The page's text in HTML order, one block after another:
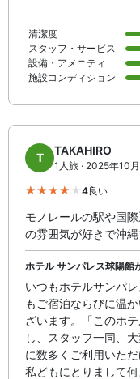
清潔度
スタッフ・サービス
設備・アメニティ
施設コンディション
T
TAKAHIRO
1人旅 · 2025年10
4良い
モノレールの駅や国
の雰囲気が好きで沖
ホテル サンパレス球陽館
いつもホテルサンパ
もご宿泊ならびに温
ざいます。「このホ
し、スタッフ一同、
に数多くご利用いた
私どもにとりまして